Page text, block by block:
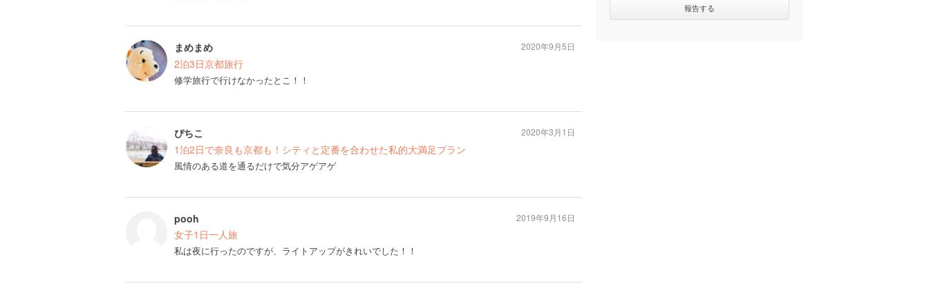
まめまめ
2泊3日京都旅行
修学旅行で行けなかったとこ！！
2020年9月5日
ぴちこ
1泊2日で奈良も京都も！シティと定番を合わせた私的大満足プラン
風情のある道を通るだけで気分アゲアゲ
2020年3月1日
pooh
女子1日一人旅
私は夜に行ったのですが、ライトアップがきれいでした！！
2019年9月16日